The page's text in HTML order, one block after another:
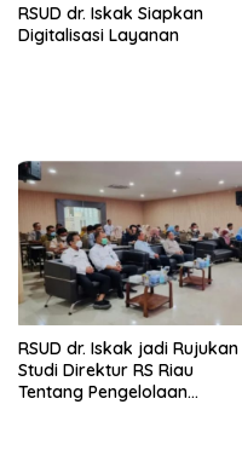
RSUD dr. Iskak Siapkan
Digitalisasi Layanan
RSUD dr. Iskak jadi Rujukan
Studi Direktur RS Riau
Tentang Pengelolaan